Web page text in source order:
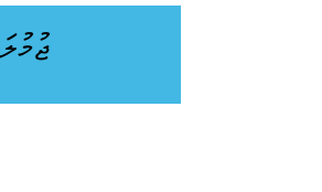
ޖުމުލަ 16